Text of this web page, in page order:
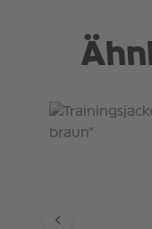
Produktgalerie